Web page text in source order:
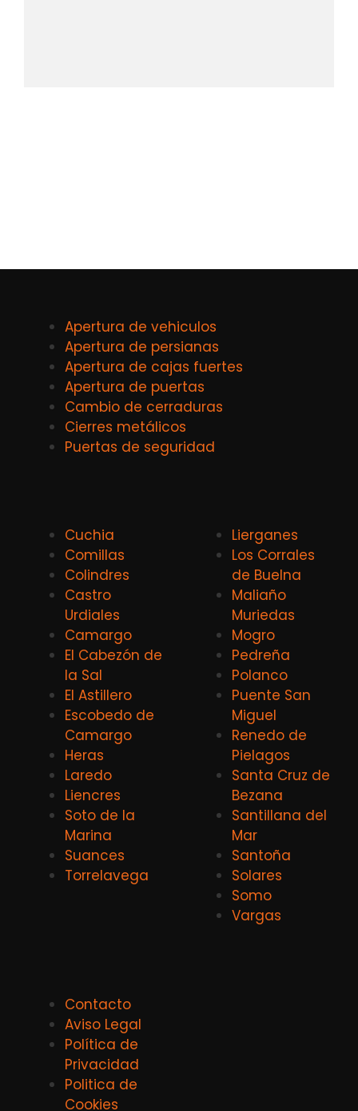
Apertura de vehiculos
Apertura de persianas
Apertura de cajas fuertes
Apertura de puertas
Cambio de cerraduras
Cierres metálicos
Puertas de seguridad
Cuchia
Comillas
Colindres
Castro
Urdiales
Camargo
El Cabezón de
la Sal
El Astillero
Escobedo de
Camargo
Heras
Laredo
Liencres
Soto de la
Marina
Suances
Torrelavega
Lierganes
Los Corrales
de Buelna
Maliaño
Muriedas
Mogro
Pedreña
Polanco
Puente San
Miguel
Renedo de
Pielagos
Santa Cruz de
Bezana
Santillana del
Mar
Santoña
Solares
Somo
Vargas
Contacto
Aviso Legal
Política de
Privacidad
Politica de
Cookies